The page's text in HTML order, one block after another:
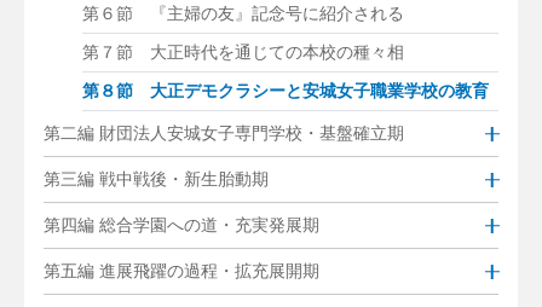
第６節 『主婦の友』記念号に紹介される
第７節 大正時代を通じての本校の種々相
第８節 大正デモクラシーと安城女子職業学校の教育
第二編 財団法人安城女子専門学校・基盤確立期
第三編 戦中戦後・新生胎動期
第四編 総合学園への道・充実発展期
第五編 進展飛躍の過程・拡充展開期